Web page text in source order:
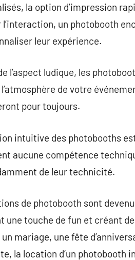
la option d’impression
un photobooth
leur expérience.
l’aspect ludique, les
de votre
pour toujours.
intuitive des photobooths
aucune compétence
de leur technicité.
de photobooth sont
une touche de fun et créant
mariage, une fête
la location d’un photobooth